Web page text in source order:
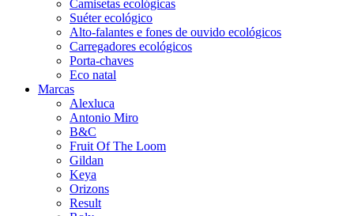
Camisetas ecológicas
Suéter ecológico
Alto-falantes e fones de ouvido ecológicos
Carregadores ecológicos
Porta-chaves
Eco natal
Marcas
Alexluca
Antonio Miro
B&C
Fruit Of The Loom
Gildan
Keya
Orizons
Result